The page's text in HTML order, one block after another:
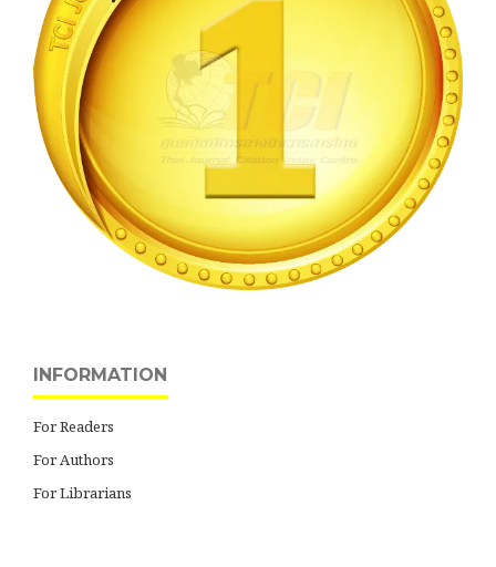
INFORMATION
For Readers
For Authors
For Librarians